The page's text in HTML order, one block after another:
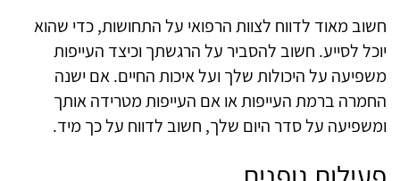
חשוב מאוד לדווח לצוות הרפואי על התחושות, כדי שהוא
יוכל לסייע. חשוב להסביר על הרגשתך וכיצד העייפות
משפיעה על היכולות שלך ועל איכות החיים. אם ישנה
החמרה ברמת העייפות או אם העייפות מטרידה אותך
ומשפיעה על סדר היום שלך, חשוב לדווח על כך מיד.